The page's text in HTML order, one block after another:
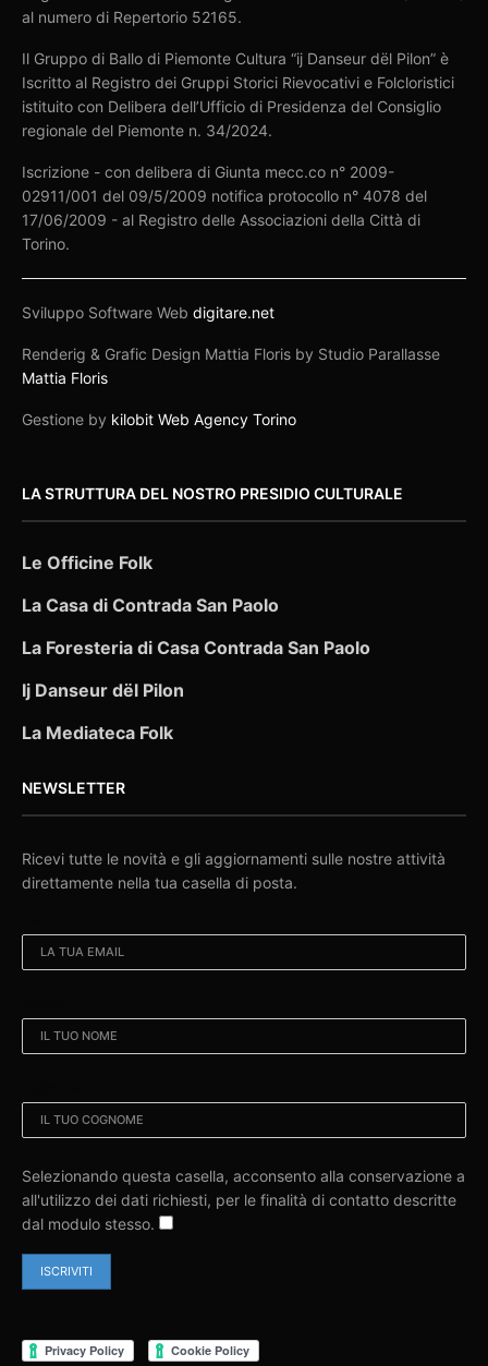
al numero di Repertorio 52165.
Il Gruppo di Ballo di Piemonte Cultura “ij Danseur dël Pilon” è
Iscritto al Registro dei Gruppi Storici Rievocativi e Folcloristici
istituito con Delibera dell’Ufficio di Presidenza del Consiglio
regionale del Piemonte n. 34/2024.
Iscrizione - con delibera di Giunta mecc.co n° 2009-
02911/001 del 09/5/2009 notifica protocollo n° 4078 del
17/06/2009 - al Registro delle Associazioni della Città di
Torino.
Sviluppo Software Webdigitare.net
Renderig & Grafic Design Mattia Floris by Studio Parallasse
Mattia Floris
Gestione by kilobit Web Agency Torino
LA STRUTTURA DEL NOSTRO PRESIDIO CULTURALE
Le Officine Folk
La Casa di Contrada San Paolo
La Foresteria di Casa Contrada San Paolo
Ij Danseur dël Pilon
La Mediateca Folk
NEWSLETTER
Ricevi tutte le novità e gli aggiornamenti sulle nostre attività
direttamente nella tua casella di posta.
Selezionando questa casella, acconsento alla conservazione a
all'utilizzo dei dati richiesti, per le finalità di contatto descritte
dal modulo stesso.